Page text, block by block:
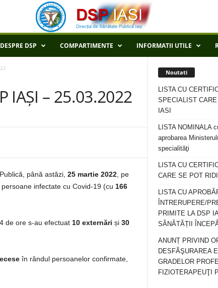
DESPRE DSP COMPARTIMENTE INFORMATII UTILE
IAȘI – 25.03.2022
până astăzi, 25 martie 2022 , pe
infectate cu Covid-19 (cu 166
de ore s-au efectuat 10 externări și 30
în rândul persoanelor confirmate,
Noutati
LISTA CU
SPECIALIST
IASI
LISTA NOMINALA
aprobarea
specialităţi
LISTA CU
CARE SE POT
LISTA CU
ÎNTRERUPERE/
PRIMITE LA DSP
SĂNĂTĂȚII
ANUNȚ PRIVIND
DESFĂŞURAREA
GRADELOR
FIZIOTERAPEUŢI